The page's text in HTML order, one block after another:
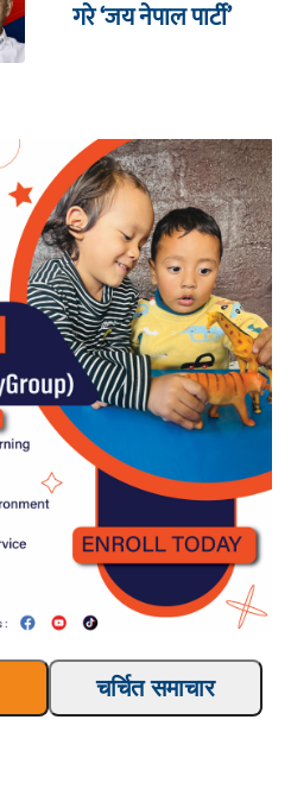
गरे ‘जय नेपाल पार्टी’
चर्चित समाचार